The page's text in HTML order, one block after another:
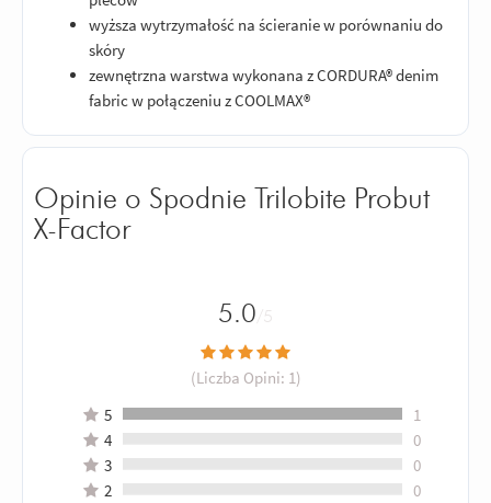
wyższa wytrzymałość na ścieranie w porównaniu do
skóry
zewnętrzna warstwa wykonana z CORDURA® denim
fabric w połączeniu z COOLMAX®
Opinie o Spodnie Trilobite Probut
X-Factor
5.0 /5
(Liczba Opini: 1)
5
1
4
0
3
0
2
0